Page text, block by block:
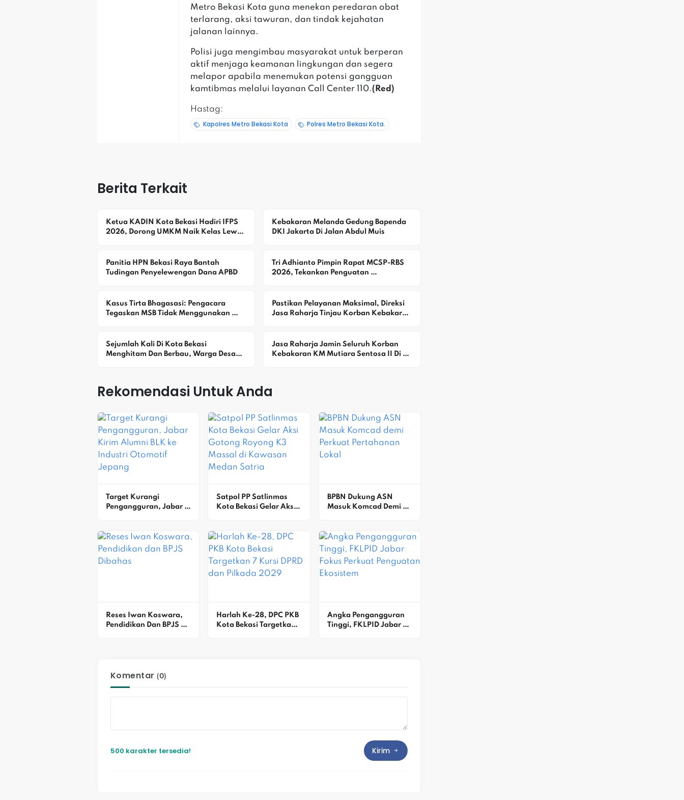
Metro Bekasi Kota guna menekan peredaran obat
terlarang, aksi tawuran, dan tindak kejahatan
jalanan lainnya.
‎Polisi juga mengimbau masyarakat untuk berperan
aktif menjaga keamanan lingkungan dan segera
melapor apabila menemukan potensi gangguan
kamtibmas melalui layanan Call Center 110.‎(Red)
Hastag:
Kapolres Metro Bekasi Kota
Polres Metro Bekasi Kota.
Berita Terkait
Ketua KADIN Kota Bekasi Hadiri IFPS
2026, Dorong UMKM Naik Kelas Lewat
Kebakaran Melanda Gedung Bapenda
DKI Jakarta Di Jalan Abdul Muis
Panitia HPN Bekasi Raya Bantah
Tudingan Penyelewengan Dana APBD
Tri Adhianto Pimpin Rapat MCSP-RBS
2026, Tekankan Penguatan
Kasus Tirta Bhagasasi: Pengacara
Tegaskan MSB Tidak Menggunakan
Pastikan Pelayanan Maksimal, Direksi
Jasa Raharja Tinjau Korban Kebakaran
Sejumlah Kali Di Kota Bekasi
Menghitam Dan Berbau, Warga Desak
Jasa Raharja Jamin Seluruh Korban
Kebakaran KM Mutiara Sentosa II Di
Rekomendasi Untuk Anda
Target Kurangi
Pengangguran, Jabar
Jepang
Satpol PP Satlinmas
Kota Bekasi Gelar Aksi
Medan Satria
BPBN Dukung ASN
Masuk Komcad Demi
Reses Iwan Koswara,
Pendidikan Dan BPJS
Harlah Ke-28, DPC PKB
Kota Bekasi Targetkan 7
Angka Pengangguran
Tinggi, FKLPID Jabar
Komentar(0)
500 karakter tersedia! Kirim